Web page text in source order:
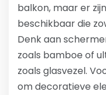
balkon, maar er
beschikbaar die
Denk aan
zoals bamboe of
zoals glasvezel.
om decoratieve